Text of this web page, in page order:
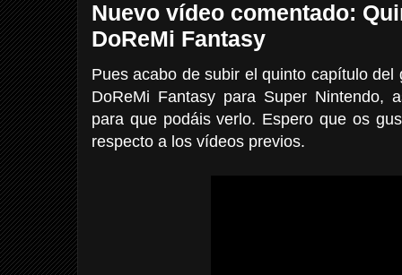
Nuevo vídeo comentado:
DoReMi Fantasy
Pues acabo de subir el quinto capítulo
DoReMi Fantasy para Super Nintendo,
para que podáis verlo. Espero que os
respecto a los vídeos previos.